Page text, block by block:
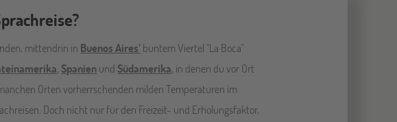
mittendrin in Buenos Aires’buntem Viertel "La Boca"
, Spanienund Südamerika, in denen du vor Ort
Orten vorherrschenden milden Temperaturen im
Doch nicht nur für den Freizeit- und Erholungsfaktor,